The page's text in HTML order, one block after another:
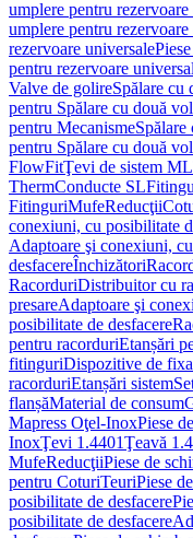
umplere pentru rezervoare
umplere pentru rezervoare
rezervoare universale
pentru rezervoare
Valve de golireSpălare cu
pentru Spălare cu două
pentru MecanismeSpălare
pentru Spălare cu două
FlowFitŢevi de sistem ML
ThermConducte SL
FitinguriMufeReducţii
conexiuni, cu posibilitate
Adaptoare şi conexiuni,
desfacereÎnchizători
RacorduriDistribuitor cu
presareAdaptoare şi
posibilitate de desfacere
pentru racorduriEtanșări
fitinguriDispozitive de
racorduriEtanșări sistem
flanșăMaterial de consum
Mapress Oţel-InoxPiese
InoxŢevi 1.4401Ţeavă
MufeReducţiiPiese de
pentru CoturiTeuriPiese
posibilitate de desfacere
posibilitate de desfacere